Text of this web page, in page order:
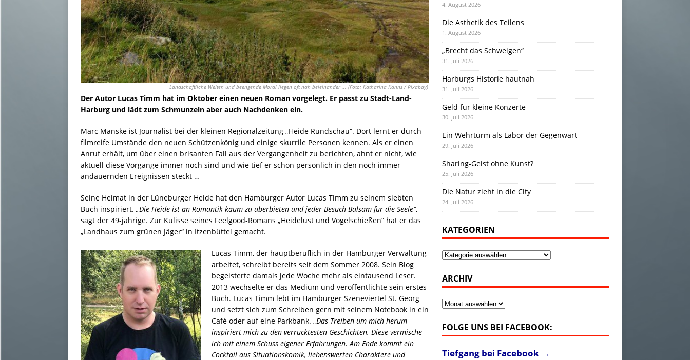
Landschaftliche Weiten und beengende Moral liegen oft nah beieinander ... (Foto: Katharina Kanns / Pixabay)
Der Autor Lucas Timm hat im Oktober einen neuen Roman vorgelegt. Er passt zu Stadt-Land-
Harburg und lädt zum Schmunzeln aber auch Nachdenken ein.
Marc Manske ist Journalist bei der kleinen Regionalzeitung „Heide Rundschau“. Dort lernt er durch
filmreife Umstände den neuen Schützenkönig und einige skurrile Personen kennen. Als er einen
Anruf erhält, um über einen brisanten Fall aus der Vergangenheit zu berichten, ahnt er nicht, wie
aktuell diese Vorgänge immer noch sind und wie tief er schon persönlich in den noch immer
andauernden Ereignissen steckt …
Seine Heimat in der Lüneburger Heide hat den Hamburger Autor Lucas Timm zu seinem siebten
Buch inspiriert. „Die Heide ist an Romantik kaum zu überbieten und jeder Besuch Balsam für die Seele“,
sagt der 49-jährige. Zur Kulisse seines Feelgood-Romans „Heidelust und Vogelschießen“ hat er das
„Landhaus zum grünen Jäger“ in Itzenbüttel gemacht.
Lucas Timm, der hauptberuflich in der Hamburger Verwaltung
arbeitet, schreibt bereits seit dem Sommer 2008. Sein Blog
begeisterte damals jede Woche mehr als eintausend Leser.
2013 wechselte er das Medium und veröffentlichte sein erstes
Buch. Lucas Timm lebt im Hamburger Szeneviertel St. Georg
und setzt sich zum Schreiben gern mit seinem Notebook in ein
Café oder auf eine Parkbank. „Das Treiben um mich herum
inspiriert mich zu den verrücktesten Geschichten. Diese vermische
ich mit einem Schuss eigener Erfahrungen. Am Ende kommt ein
Cocktail aus Situationskomik, liebenswerten Charaktere und
4. August 2026
Die Ästhetik des Teilens
1. August 2026
„Brecht das Schweigen“
31. Juli 2026
Harburgs Historie hautnah
31. Juli 2026
Geld für kleine Konzerte
30. Juli 2026
Ein Wehrturm als Labor der Gegenwart
29. Juli 2026
Sharing-Geist ohne Kunst?
25. Juli 2026
Die Natur zieht in die City
24. Juli 2026
KATEGORIEN
Kategorien
ARCHIV
Archiv
FOLGE UNS BEI FACEBOOK:
Tiefgang bei Facebook →